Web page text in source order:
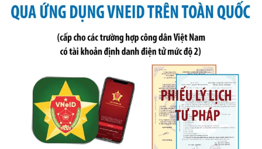
Số kí hiệu: 2304/QĐ-UBND
Tên: Quyết định công bố Danh mục thủ tục hành chính
được sửa đổi, bổ sung và phê duyệt Quy trình nội bộ, quy
trình điện tử giải quyết thủ tục hành chính trong lĩnh vực Du
lịch thuộc phạm vi chức năng quản lý của Sở Văn hóa, Thể
Ngày ban hành: 01/06/2026
Số kí hiệu:2310/QĐ-UBND
Tên: Về việc công bố Danh mục thủ tục hành chính sửa
đổi, bổ sung và phê duyệt Quy trình nội bộ, quy trình điện tử
trong giải quyết thủtục hành chính lĩnh vực biến đổi khí hậu